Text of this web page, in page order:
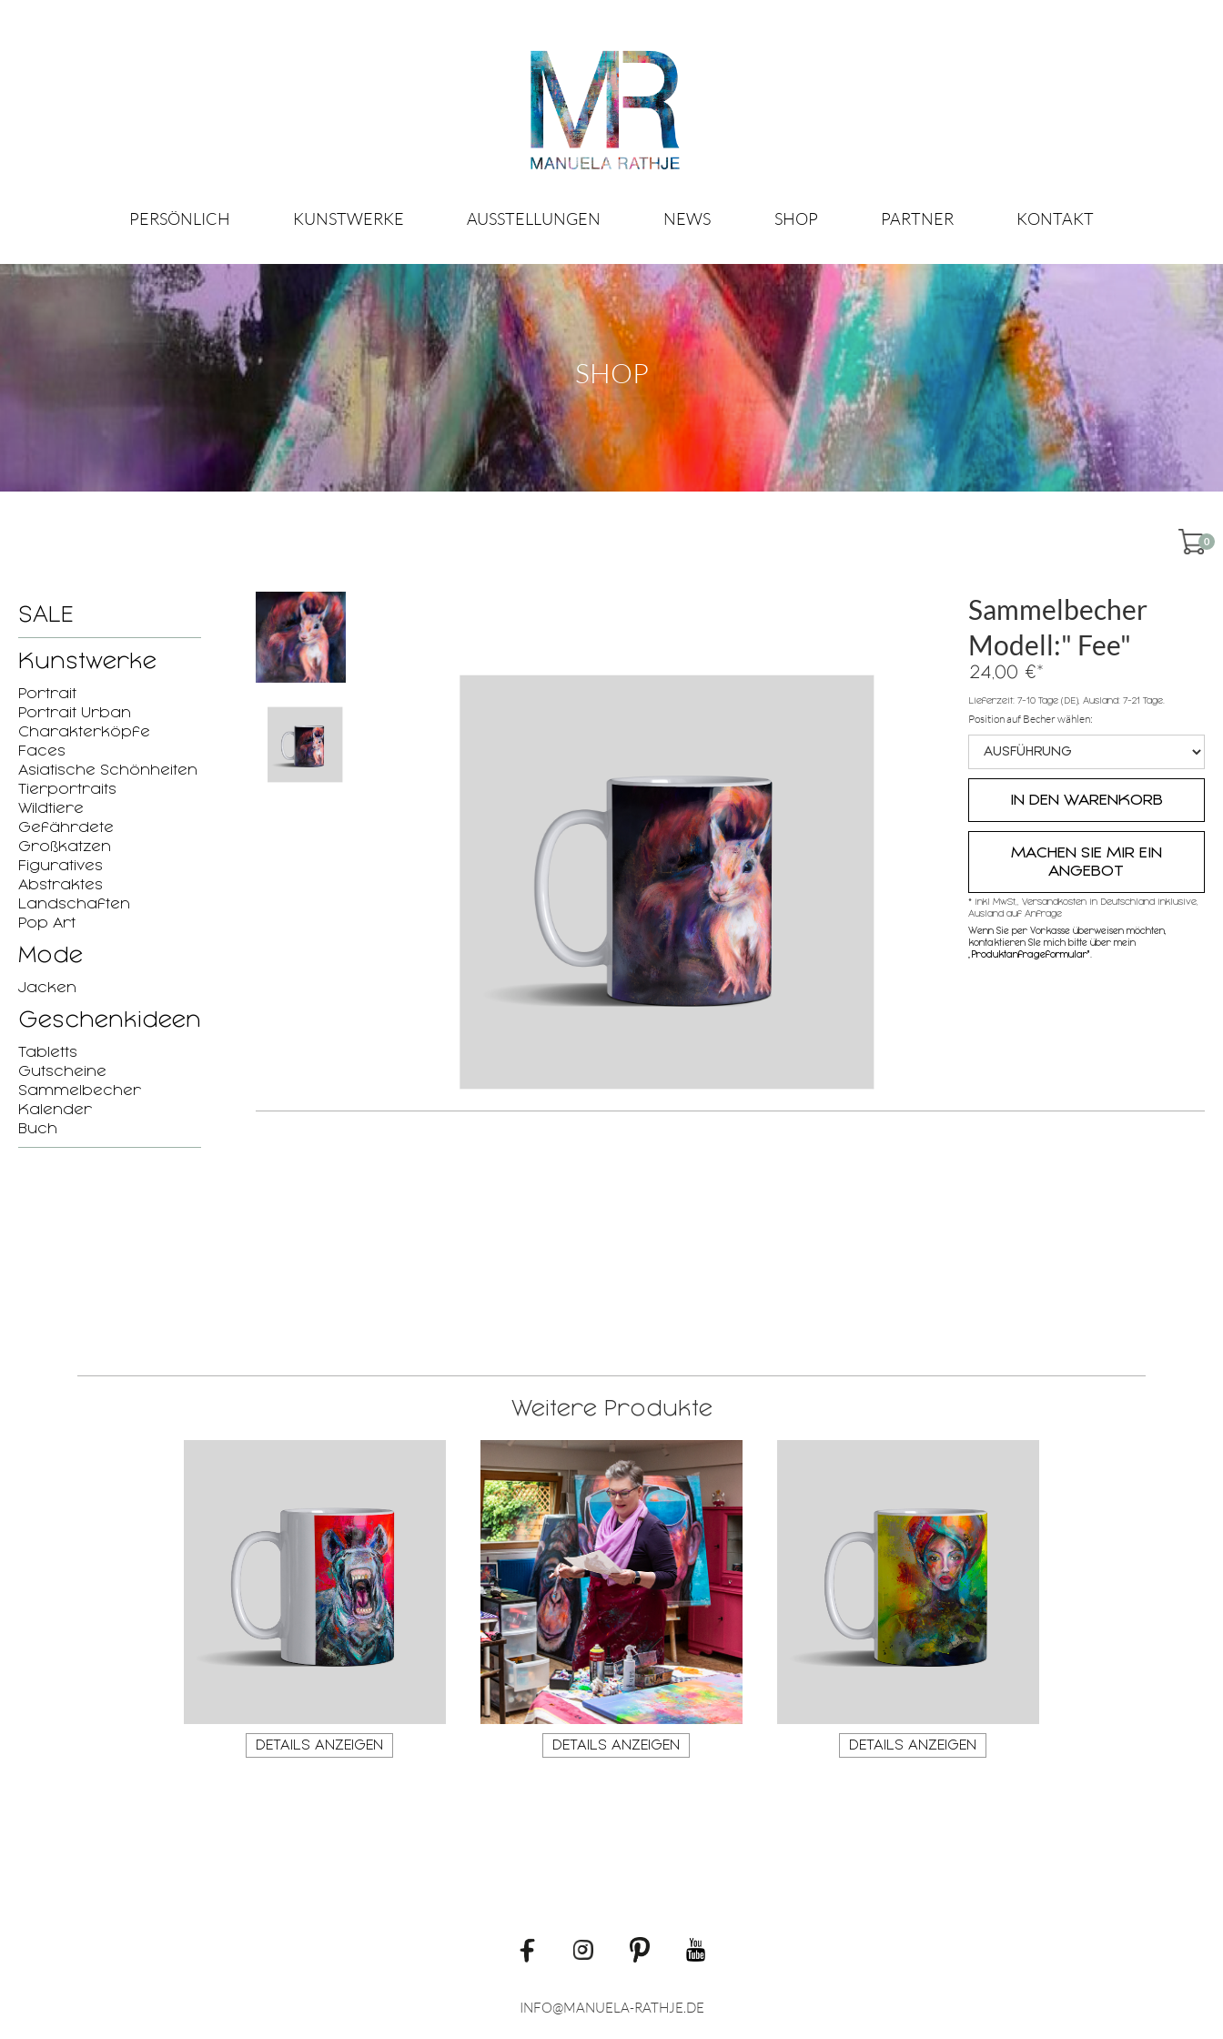
PERSÖNLICH KUNSTWERKE AUSSTELLUNGEN NEWS SHOP PARTNER KONTAKT
SHOP
0
SALE
Kunstwerke
Portrait
Portrait Urban
Charakterköpfe
Faces
Asiatische Schönheiten
Tierportraits
Wildtiere
Gefährdete
Großkatzen
Figuratives
Abstraktes
Landschaften
Pop Art
Mode
Jacken
Geschenkideen
Tabletts
Gutscheine
Sammelbecher
Kalender
Buch
Sammelbecher
Modell:" Fee"
24,00 €*
Lieferzeit: 7-10 Tage (DE), Ausland: 7-21 Tage.
Position auf Becher wählen:
MACHEN SIE MIR EIN
ANGEBOT
* inkl MwSt,, Versandkosten in Deutschland inklusive,
Ausland auf Anfrage
Wenn Sie per Vorkasse überweisen möchten,
kontaktieren SIe mich bitte über mein
Produktanfrageformular"
Weitere Produkte
DETAILS ANZEIGEN DETAILS ANZEIGEN DETAILS ANZEIGEN
INFO@MANUELA-RATHJE.DE